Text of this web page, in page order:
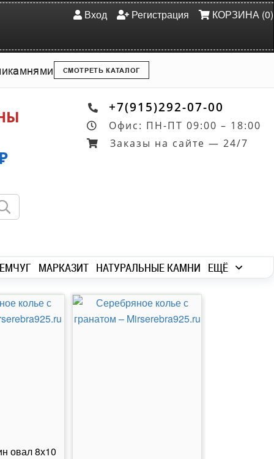
Вход Регистрация КОРЗИНА (0)
камнями СМОТРЕТЬ КАТАЛОГ
+7(915)292-07-00
Офис: ПН-ПТ 09:00 – 18:00
Заказы на сайте — 24/7
МАРКАЗИТ НАТУРАЛЬНЫЕ КАМНИ ЕЩЁ
овал 8х10